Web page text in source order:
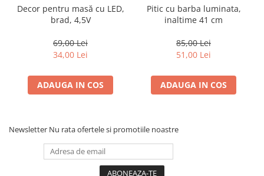
Decor pentru masă cu LED,
brad, 4,5V
69,00 Lei
34,00 Lei
ADAUGA IN COS
Pitic cu barba luminata,
inaltime 41 cm
85,00 Lei
51,00 Lei
ADAUGA IN COS
Newsletter Nu rata ofertele si promotiile noastre